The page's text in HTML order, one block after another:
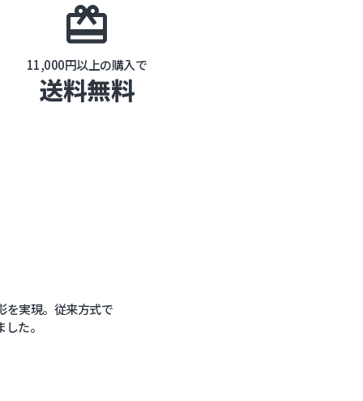
card_giftcard
11,000円以上の購入で
送料無料
を実現。従来方式で
た。